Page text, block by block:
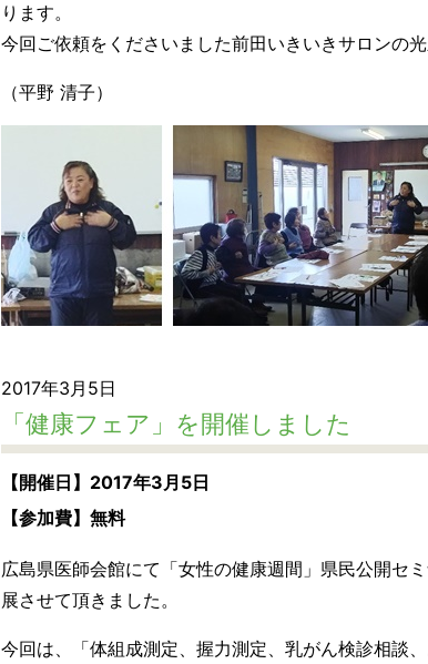
ります。
今回ご依頼をくださいました前田いきいきサロンの
（平野 清子）
2017年3月5日
「健康フェア」を開催しました
【開催日】2017年3月5日
【参加費】無料
広島県医師会館にて「女性の健康週間」県民公開セ
展させて頂きました。
今回は、「体組成測定、握力測定、乳がん検診相談